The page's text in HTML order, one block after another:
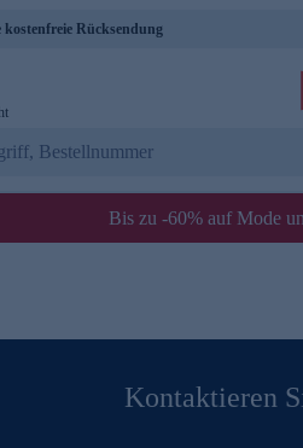
kostenfreie Rücksendung
Bis zu -60% auf Mode
Kontaktieren